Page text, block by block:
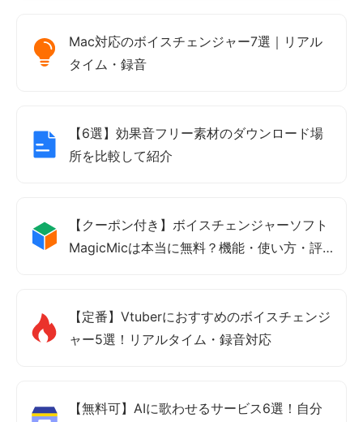
Mac対応のボイスチェンジャー7選｜リアル
タイム・録音
【6選】効果音フリー素材のダウンロード場
所を比較して紹介
【クーポン付き】ボイスチェンジャーソフト
MagicMicは本当に無料？機能・使い方・評
【定番】Vtuberにおすすめのボイスチェンジ
ャー5選！リアルタイム・録音対応
【無料可】AIに歌わせるサービス6選！自分